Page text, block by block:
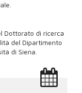
Dottorato di ricerca
del Dipartimento
di Siena.